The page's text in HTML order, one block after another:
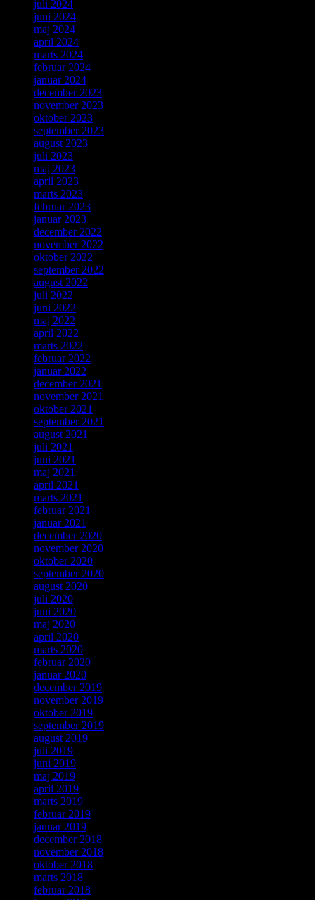
juli 2024
juni 2024
maj 2024
april 2024
marts 2024
februar 2024
januar 2024
december 2023
november 2023
oktober 2023
september 2023
august 2023
juli 2023
maj 2023
april 2023
marts 2023
februar 2023
januar 2023
december 2022
november 2022
oktober 2022
september 2022
august 2022
juli 2022
juni 2022
maj 2022
april 2022
marts 2022
februar 2022
januar 2022
december 2021
november 2021
oktober 2021
september 2021
august 2021
juli 2021
juni 2021
maj 2021
april 2021
marts 2021
februar 2021
januar 2021
december 2020
november 2020
oktober 2020
september 2020
august 2020
juli 2020
juni 2020
maj 2020
april 2020
marts 2020
februar 2020
januar 2020
december 2019
november 2019
oktober 2019
september 2019
august 2019
juli 2019
juni 2019
maj 2019
april 2019
marts 2019
februar 2019
januar 2019
december 2018
november 2018
oktober 2018
marts 2018
februar 2018